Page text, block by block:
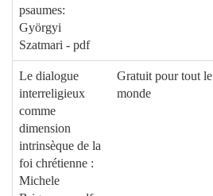
psaumes:
Györgyi
Szatmari - pdf
Le dialogue
interreligieux
comme
dimension
intrinsèque de la
foi chrétienne :
Michele
Gratuit pour tout le
monde